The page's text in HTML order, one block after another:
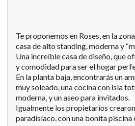
Te proponemos en Roses, en la
casa de alto standing, moderna y
Una increíble casa de diseño, que
y comodidad para ser el hogar
En la planta baja, encontrarás un
muy soleado, una cocina con isla
moderna, y un aseo para invitados.
Igualmente los propietarios
paradisíaco, con una bonita